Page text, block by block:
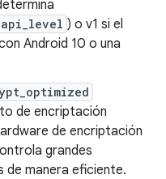
) o v1 si el
Android 10 o una
de encriptación
de encriptación
grandes
de manera eficiente.